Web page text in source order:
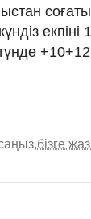
екпіні
бізге